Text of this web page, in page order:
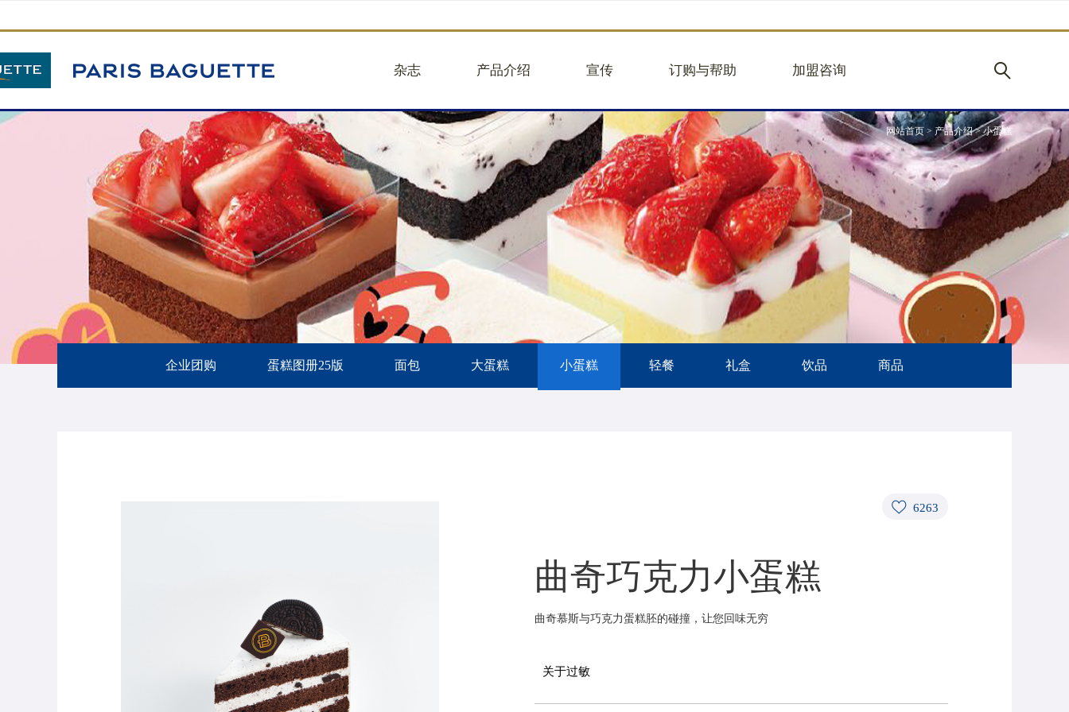
杂志
品牌故事
核心业务
关于贝甜
人事招聘
产品介绍
企业团购
蛋糕图册25版
面包
大蛋糕
小蛋糕
轻餐
礼盒
宣传
往期活动
往期新闻
品牌合作
订购与帮助
企业团购
建议意见
帮助中心
举报违规
加盟咨询
加盟优势
立即加盟
网站首页 > 产品介绍>小蛋糕
企业团购 蛋糕图册25版 面包 大蛋糕 小蛋糕 轻餐 礼盒 饮品 商品
6263
曲奇巧克力小蛋糕
曲奇慕斯与巧克力蛋糕胚的碰撞，让您回味无穷
关于过敏